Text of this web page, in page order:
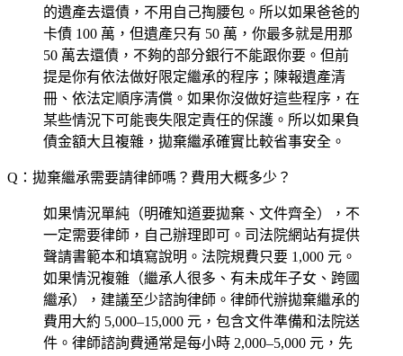
的遺產去還債，不用自己掏腰包。所以如果爸爸的
卡債 100 萬，但遺產只有 50 萬，你最多就是用那
50 萬去還債，不夠的部分銀行不能跟你要。但前
提是你有依法做好限定繼承的程序；陳報遺產清
冊、依法定順序清償。如果你沒做好這些程序，在
某些情況下可能喪失限定責任的保護。所以如果負
債金額大且複雜，拋棄繼承確實比較省事安全。
Q：拋棄繼承需要請律師嗎？費用大概多少？
如果情況單純（明確知道要拋棄、文件齊全），不
一定需要律師，自己辦理即可。司法院網站有提供
聲請書範本和填寫說明。法院規費只要 1,000 元。
如果情況複雜（繼承人很多、有未成年子女、跨國
繼承），建議至少諮詢律師。律師代辦拋棄繼承的
費用大約 5,000–15,000 元，包含文件準備和法院送
件。律師諮詢費通常是每小時 2,000–5,000 元，先